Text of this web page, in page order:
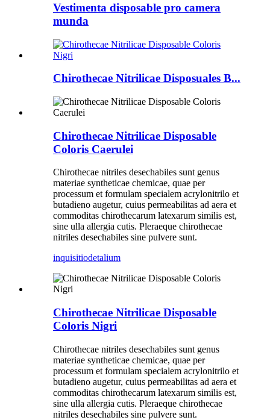
Vestimenta disposable pro camera
munda
Chirothecae Nitrilicae Disposuales B...
Chirothecae Nitrilicae Disposable
Coloris Caerulei
Chirothecae nitriles desechabiles sunt genus
materiae syntheticae chemicae, quae per
processum et formulam specialem acrylonitrilo et
butadieno augetur, cuius permeabilitas ad aera et
commoditas chirothecarum latexarum similis est,
sine ulla allergia cutis. Pleraeque chirothecae
nitriles desechabiles sine pulvere sunt.
inquisitiodetalium
Chirothecae Nitrilicae Disposable
Coloris Nigri
Chirothecae nitriles desechabiles sunt genus
materiae syntheticae chemicae, quae per
processum et formulam specialem acrylonitrilo et
butadieno augetur, cuius permeabilitas ad aera et
commoditas chirothecarum latexarum similis est,
sine ulla allergia cutis. Pleraeque chirothecae
nitriles desechabiles sine pulvere sunt.